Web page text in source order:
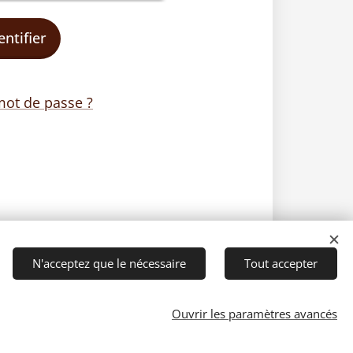
de passe ?
N'acceptez que le nécessaire Tout accepter
Ouvrir les paramètres avancés